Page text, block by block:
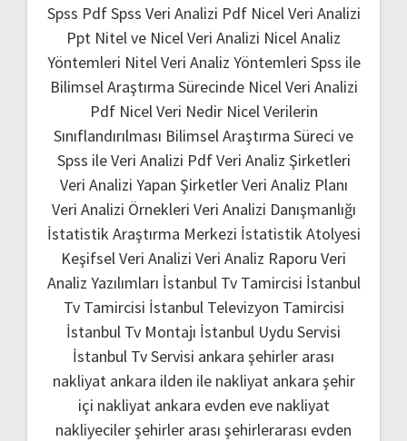
Spss PdfSpss Veri Analizi Pdf Nicel Veri Analizi
Ppt Nitel ve Nicel Veri Analizi Nicel Analiz
Yöntemleri Nitel Veri Analiz Yöntemleri Spss ile
Bilimsel Araştırma Sürecinde Nicel Veri Analizi
Pdf Nicel Veri Nedir Nicel Verilerin
Sınıflandırılması Bilimsel Araştırma Süreci ve
Spss ile Veri Analizi PdfVeri Analiz Şirketleri
Veri Analizi Yapan ŞirketlerVeri Analiz Planı
Veri Analizi Örnekleri Veri Analizi Danışmanlığı
İstatistik Araştırma Merkezi İstatistik Atolyesi
Keşifsel Veri Analizi Veri Analiz Raporu Veri
Analiz Yazılımları İstanbul Tv Tamircisi İstanbul
Tv Tamircisi İstanbul Televizyon Tamircisi
İstanbul Tv Montajı İstanbul Uydu Servisi
İstanbul Tv Servisi ankara şehirler arası
nakliyat ankara ilden ile nakliyat ankara şehir
içi nakliyat ankara evden eve nakliyat
nakliyeciler şehirler arası şehirlerarası evden